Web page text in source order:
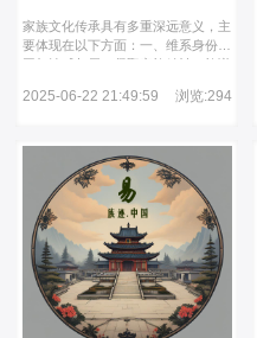
家族文化传承具有多重深远意义，主
要体现在以下方面：一、维系身份认
同与情感归属，凝聚家族精神‌：族谱
的请谱仪式）通过记录血脉源流与家
感纽带。提供情感依托‌：家族文化为
个体提供精神支撑，使其在面临挑战
时能汲取家族智慧与力量，获得归属
感与安全感。二、传递价值观与塑造
品德，家风家训的教化作用‌：家族通
过家规（如钱氏家族“利在天下者必
谋之”）、传统习俗传递诚信、勤
勉、孝道等核心价值，塑造后代道德
观与行为准则。榜样力量的延续‌：家
族故事中的先辈奋斗史（如钱学森归
2025-06-22 21:49:59 浏览:294